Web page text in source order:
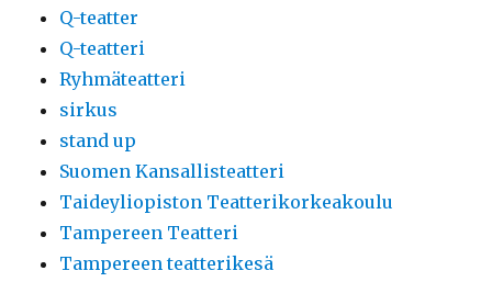
Q-teatter
Q-teatteri
Ryhmäteatteri
sirkus
stand up
Suomen Kansallisteatteri
Taideyliopiston Teatterikorkeakoulu
Tampereen Teatteri
Tampereen teatterikesä